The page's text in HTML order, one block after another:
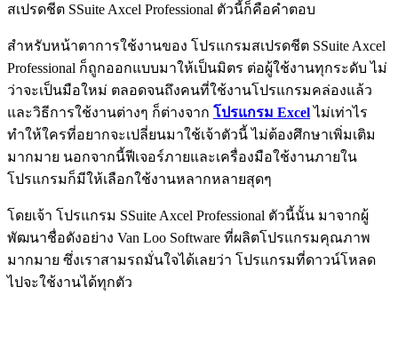
สเปรดชีต SSuite Axcel Professional ตัวนี้ก็คือคำตอบ
สำหรับหน้าตาการใช้งานของ โปรแกรมสเปรดชีต SSuite Axcel
Professional ก็ถูกออกแบบมาให้เป็นมิตร ต่อผู้ใช้งานทุกระดับ ไม่
ว่าจะเป็นมือใหม่ ตลอดจนถึงคนที่ใช้งานโปรแกรมคล่องแล้ว
และวิธีการใช้งานต่างๆ ก็ต่างจาก โปรแกรม Excelไม่เท่าไร
ทำให้ใครที่อยากจะเปลี่ยนมาใช้เจ้าตัวนี้ ไม่ต้องศึกษาเพิ่มเติม
มากมาย นอกจากนี้ฟีเจอร์ภายและเครื่องมือใช้งานภายใน
โปรแกรมก็มีให้เลือกใช้งานหลากหลายสุดๆ
โดยเจ้า โปรแกรม SSuite Axcel Professional ตัวนี้นั้น มาจากผู้
พัฒนาชื่อดังอย่าง Van Loo Software ที่ผลิตโปรแกรมคุณภาพ
มากมาย ซึ่งเราสามรถมั่นใจได้เลยว่า โปรแกรมที่ดาวน์โหลด
ไปจะใช้งานได้ทุกตัว